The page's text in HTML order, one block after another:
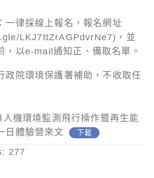
一律採線上報名，報名網址
LKJ7ttZrAGPdvrNe7)，並
，以e-mail通知正、備取名單。
政院環境保護署補助，不收取任
人機環境監測飛行操作暨再生能
日體驗營來文
下載
277